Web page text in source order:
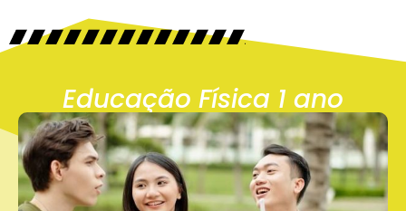
Educação Física 1 ano